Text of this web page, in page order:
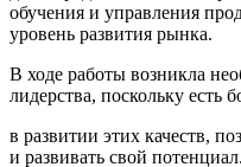
обучения и управления
уровень развития рынка.
В ходе работы возникла
лидерства, поскольку есть
в развитии этих качеств,
и развивать свой